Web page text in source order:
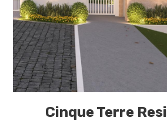
Cinque Terre